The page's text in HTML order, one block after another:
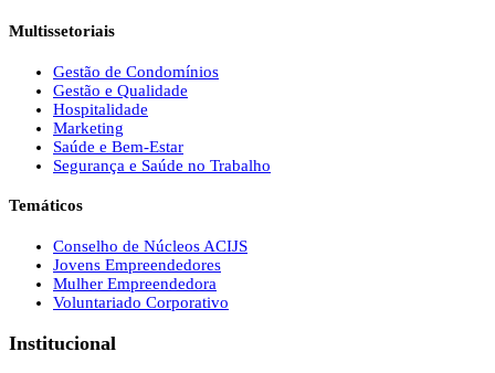
Multissetoriais
Gestão de Condomínios
Gestão e Qualidade
Hospitalidade
Marketing
Saúde e Bem-Estar
Segurança e Saúde no Trabalho
Temáticos
Conselho de Núcleos ACIJS
Jovens Empreendedores
Mulher Empreendedora
Voluntariado Corporativo
Institucional